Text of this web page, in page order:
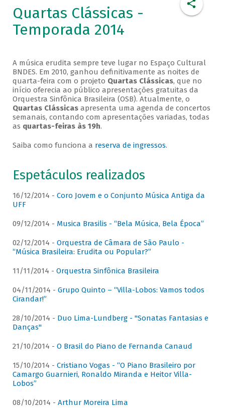
Quartas Clássicas -
Temporada 2014
A música erudita sempre teve lugar no Espaço Cultural
BNDES. Em 2010, ganhou definitivamente as noites de
quarta-feira com o projeto Quartas Clássicas, que no
início oferecia ao público apresentações gratuitas da
Orquestra Sinfônica Brasileira (OSB). Atualmente, o
Quartas Clássicasapresenta uma agenda de concertos
semanais, contando com apresentações variadas, todas
as quartas-feiras às 19h.
Saiba como funciona a reserva de ingressos.
Espetáculos realizados
16/12/2014 - Coro Jovem e o Conjunto Música Antiga da
UFF
09/12/2014 - Musica Brasilis - “Bela Música, Bela Época”
02/12/2014 - Orquestra de Câmara de São Paulo -
“Música Brasileira: Erudita ou Popular?”
11/11/2014 - Orquestra Sinfônica Brasileira
04/11/2014 - Grupo Quinto – “Villa-Lobos: Vamos todos
Cirandar!”
28/10/2014 - Duo Lima-Lundberg - "Sonatas Fantasias e
Danças"
21/10/2014 - O Brasil do Piano de Fernanda Canaud
15/10/2014 - Cristiano Vogas - “O Piano Brasileiro por
Camargo Guarnieri, Ronaldo Miranda e Heitor Villa-
Lobos”
08/10/2014 - Arthur Moreira Lima